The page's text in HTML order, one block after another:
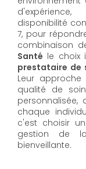
d'expérience,
disponibilité
7, pour
combinaison
Santé le choix
prestataire de
Leur
qualité de
personnalisée,
chaque
c'est choisir
gestion de
bienveillante.